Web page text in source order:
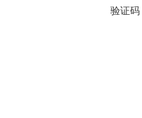
验证码